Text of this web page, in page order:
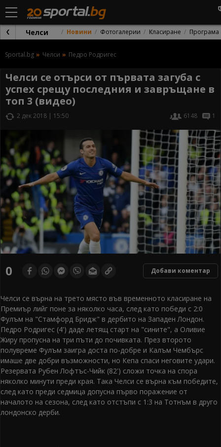
Челси Новини Фотогалерии Класиране Програма
Sportal.bg Челси Педро Родригес
Челси се отърси от първата загуба с
успех срещу последния и завръщане в
топ 3 (видео)
2 дек 2018 | 15:50 6148 1
0 Добави коментар
Челси се върна на трето място във временното класиране на
Премиър лийг поне за няколко часа, след като победи с 2:0
Фулъм на "Стамфорд Бридж" в дербито на Западен Лондон.
Педро Родригес (4') даде летящ старт на "сините", а Оливие
Жиру пропусна на три пъти до почивката. През второто
полувреме Фулъм заигра доста по-добре и Калъм Чембърс
имаше две добри възможности, но Кепа спаси неговите удари.
Резервата Рубен Лофтъс-Чийк (82') сложи точка на спора
няколко минути преди края. Така Челси се върна към победите,
след като преди седмица допусна първо поражение от
началото на сезона, след като отстъпи с 1:3 на Тотнъм в друго
лондонско дерби.